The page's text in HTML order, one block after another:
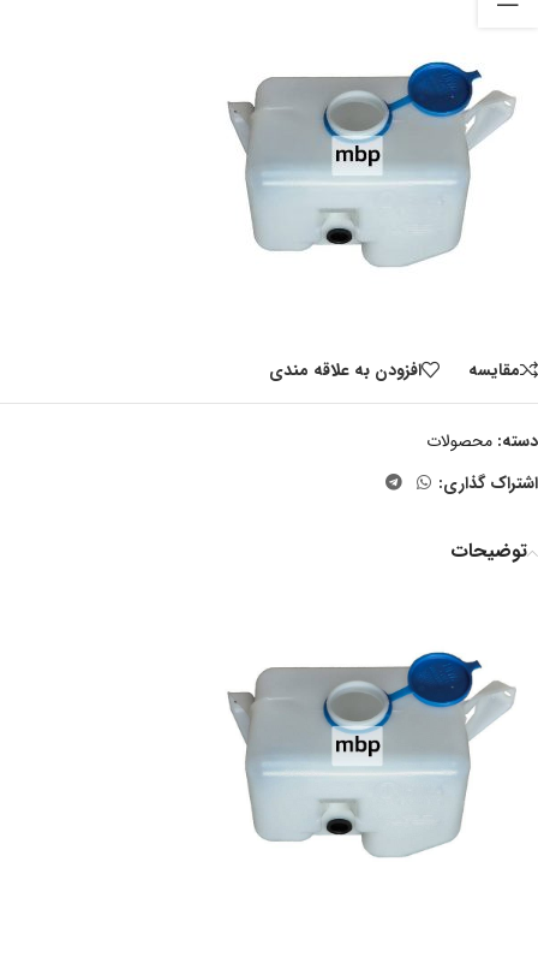
مقايسه افزودن به علاقه مندی
دسته: محصولات
اشتراک گذاری:
توضیحات